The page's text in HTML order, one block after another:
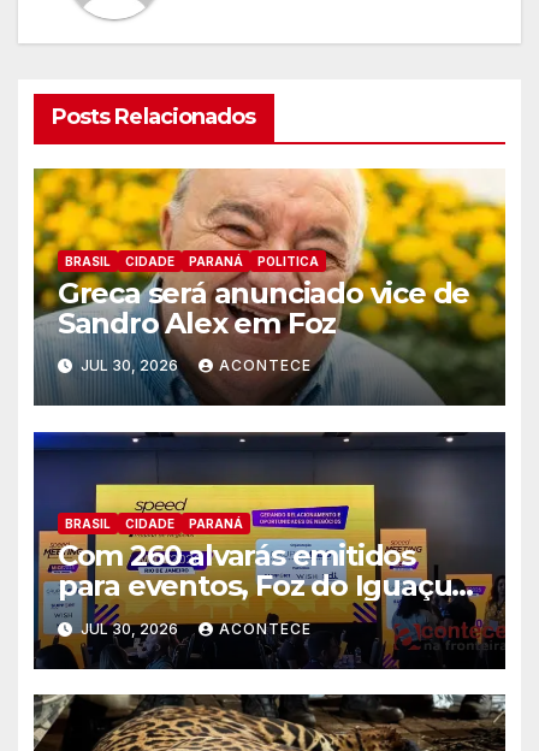
Posts Relacionados
BRASIL CIDADE PARANÁ POLITICA
Greca será anunciado vice de
Sandro Alex em Foz
JUL 30, 2026 ACONTECE
BRASIL CIDADE PARANÁ
Com 260 alvarás emitidos
para eventos, Foz do Iguaçu
busca captar mais ações MICE
no Rio de Janeiro
JUL 30, 2026 ACONTECE